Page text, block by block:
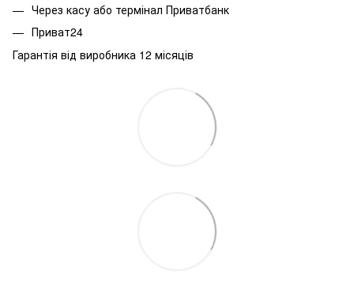
Через касу або термінал Приватбанк
Приват24
Гарантія від виробника 12 місяців